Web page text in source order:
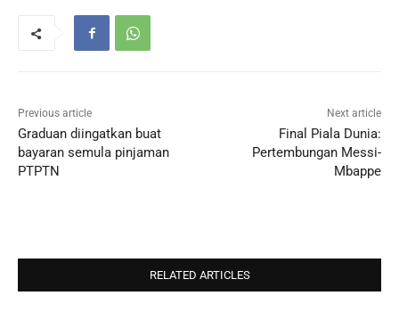
Previous article
Graduan diingatkan buat
bayaran semula pinjaman
PTPTN
Next article
Final Piala Dunia:
Pertembungan Messi-
Mbappe
RELATED ARTICLES